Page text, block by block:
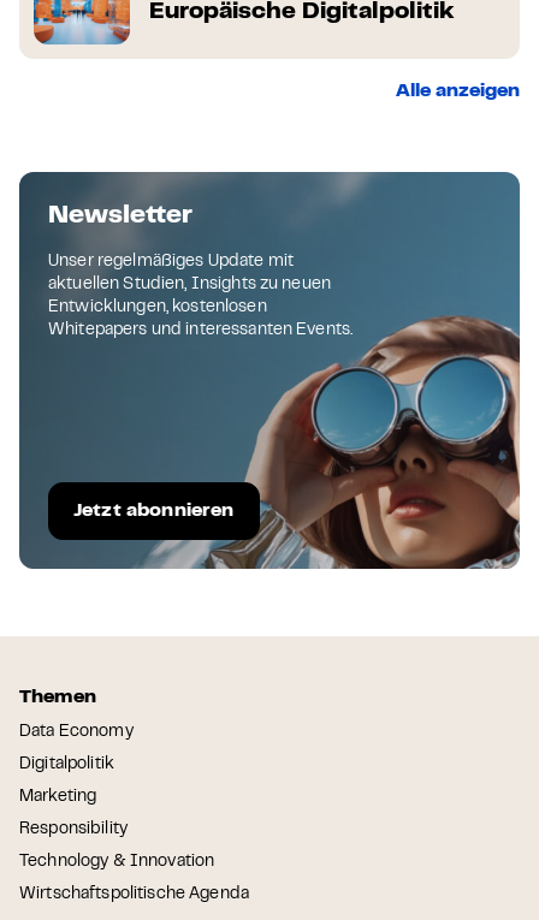
Europäische Digitalpolitik
Alle anzeigen
Newsletter
Unser regelmäßiges Update mit
aktuellen Studien, Insights zu neuen
Entwicklungen, kostenlosen
Whitepapers und interessanten Events.
Jetzt abonnieren
Themen
Data Economy
Digitalpolitik
Marketing
Responsibility
Technology & Innovation
Wirtschaftspolitische Agenda